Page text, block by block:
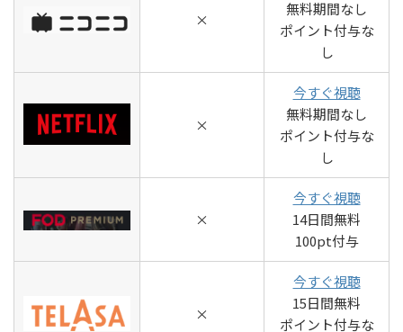
×
無料期間なし
ポイント付与な
し
×
今すぐ視聴
無料期間なし
ポイント付与な
し
×
今すぐ視聴
14日間無料
100pt付与
×
今すぐ視聴
15日間無料
ポイント付与な